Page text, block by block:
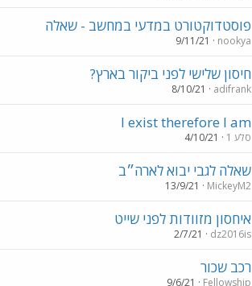
פוסטדוקטורט במדעי במחשב - שאלה
nookya
9/11/21
חיסון שלישי לפני ביקור בארץ?
adifrank
8/10/21
I exist therefore I am
סלע 1 4/10/21
שאלה לגבי יבוא לארה״ב
MickeyM2
13/9/21
איחסון מזוודות לפני שייט
dz2016is
2/7/21
רכב שכור
Fellowship
9/6/21